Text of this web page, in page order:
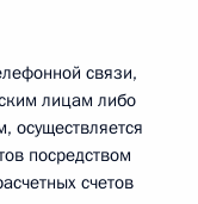
связи,
лицам либо
осуществляется
посредством
счетов